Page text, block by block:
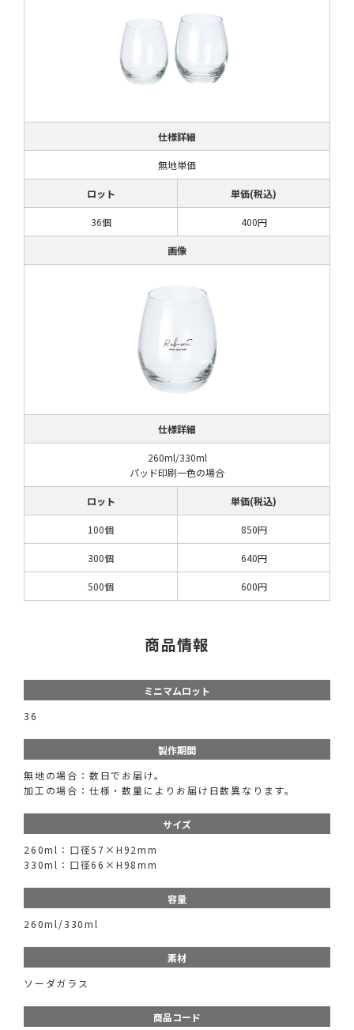
仕様詳細
無地単価
ロット 単価(税込)
36個 400円
画像
仕様詳細
260ml/330ml
パッド印刷一色の場合
ロット 単価(税込)
100個 850円
300個 640円
500個 600円
商品情報
ミニマムロット
36
製作期間
無地の場合：数日でお届け。
加工の場合：仕様・数量によりお届け日数異なります。
サイズ
260ml：口径57×H92mm
330ml：口径66×H98mm
容量
260ml/330ml
素材
ソーダガラス
商品コード